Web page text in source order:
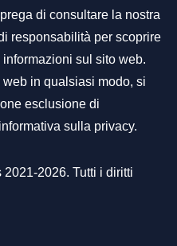
di consultare la nostra
responsabilità per scoprire
sul sito web.
in qualsiasi modo, si
esclusione di
informativa sulla privacy.
2026. Tutti i diritti